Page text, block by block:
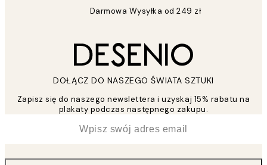
Darmowa Wysyłka od 249 zł
DOŁĄCZ DO NASZEGO ŚWIATA SZTUKI
Zapisz się do naszego newslettera i uzyskaj 15% rabatu na
plakaty podczas następnego zakupu.